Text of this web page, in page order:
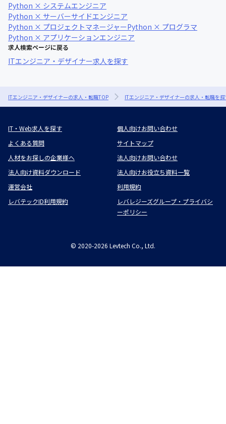
Python × システムエンジニア
Python × サーバーサイドエンジニア
Python × プロジェクトマネージャーPython × プログラマ
Python × アプリケーションエンジニア
求人検索ページに戻る
ITエンジニア・デザイナー求人を探す
ITエンジニア・デザイナーの求人・転職TOP ITエンジニア・デザイナーの求人・転職を
IT・Web求人を探す
個人向けお問い合わせ
よくある質問
サイトマップ
人材をお探しの企業様へ
法人向けお問い合わせ
法人向け資料ダウンロード
法人向けお役立ち資料一覧
運営会社
利用規約
レバテックID利用規約
レバレジーズグループ・プライバシ
ーポリシー
© 2020-2026 Levtech Co., Ltd.